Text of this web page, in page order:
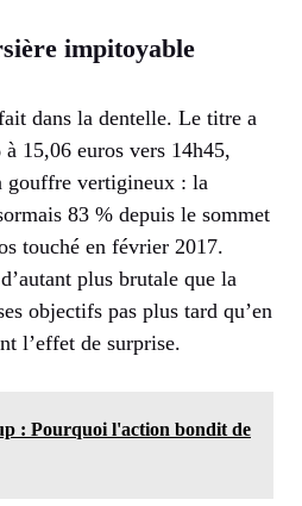
impitoyable
dans la dentelle. Le titre a
15,06 euros vers 14h45,
gouffre vertigineux : la
83 % depuis le sommet
touché en février 2017.
plus brutale que la
objectifs pas plus tard qu’en
l’effet de surprise.
: Pourquoi l'action bondit de